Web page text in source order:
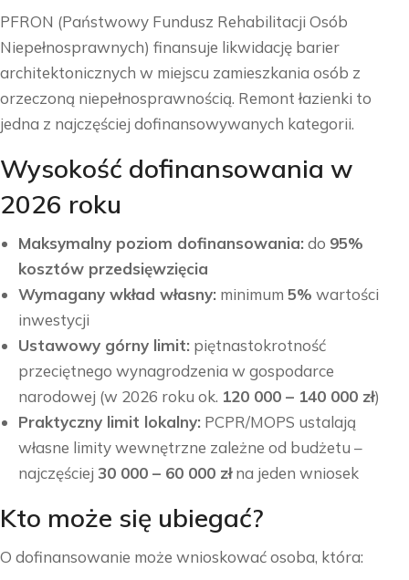
PFRON (Państwowy Fundusz Rehabilitacji Osób
Niepełnosprawnych) finansuje likwidację barier
architektonicznych w miejscu zamieszkania osób z
orzeczoną niepełnosprawnością. Remont łazienki to
jedna z najczęściej dofinansowywanych kategorii.
Wysokość dofinansowania w
2026 roku
Maksymalny poziom dofinansowania: do 95%
kosztów przedsięwzięcia
Wymagany wkład własny: minimum 5% wartości
inwestycji
Ustawowy górny limit: piętnastokrotność
przeciętnego wynagrodzenia w gospodarce
narodowej (w 2026 roku ok. 120 000 – 140 000 zł)
Praktyczny limit lokalny: PCPR/MOPS ustalają
własne limity wewnętrzne zależne od budżetu –
najczęściej 30 000 – 60 000 złna jeden wniosek
Kto może się ubiegać?
O dofinansowanie może wnioskować osoba, która: